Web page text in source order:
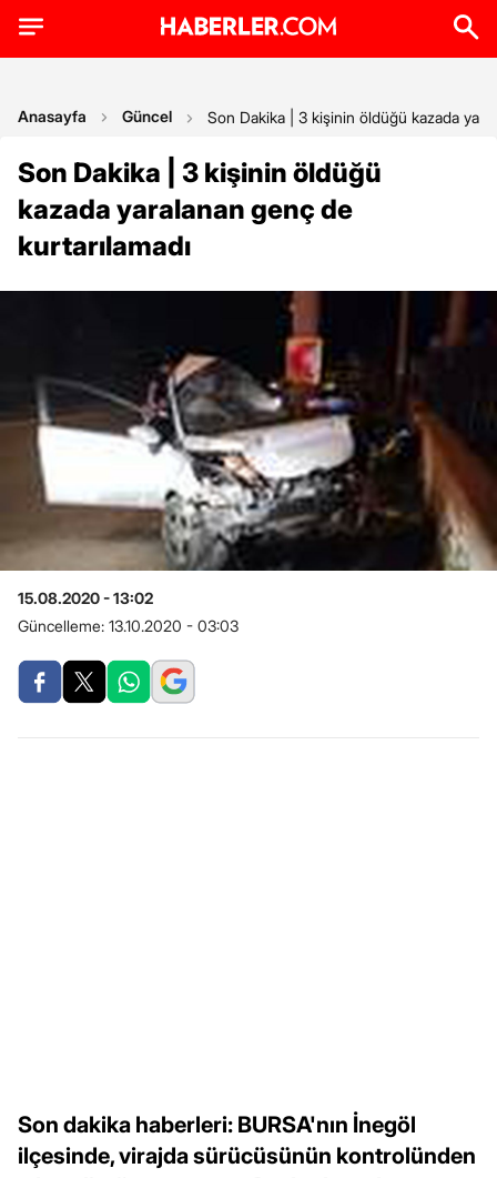
Anasayfa Güncel Son Dakika | 3 kişinin öldüğü kazada
Son Dakika | 3 kişinin öldüğü
kazada yaralanan genç de
kurtarılamadı
15.08.2020 - 13:02
Güncelleme: 13.10.2020 - 03:03
Son dakika haberleri: BURSA'nın İnegöl
ilçesinde, virajda sürücüsünün kontrolünden